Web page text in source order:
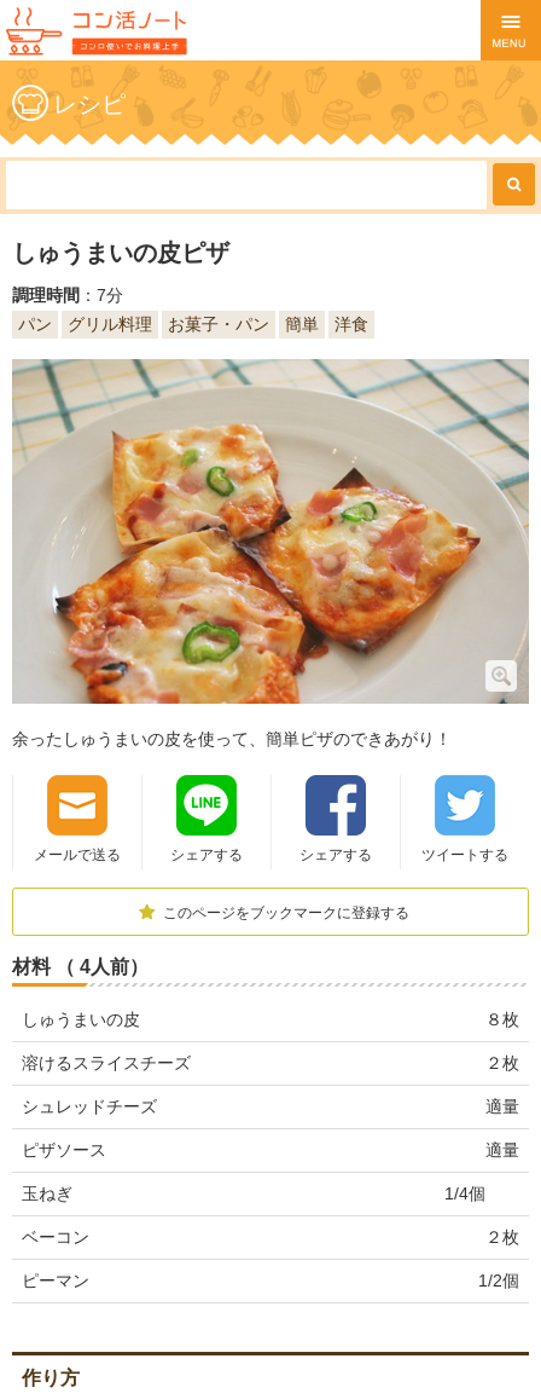
レシピ
しゅうまいの皮ピザ
調理時間 ：7分
パン
グリル料理 お菓子・パン 簡単 洋食
余ったしゅうまいの皮を使って、簡単ピザのできあがり！
メールで送る シェアする シェアする ツイートする
このページをブックマークに登録する
材料 （ 4人前）
しゅうまいの皮 ８枚
溶けるスライスチーズ ２枚
シュレッドチーズ 適量
ピザソース 適量
玉ねぎ 1/4個
ベーコン ２枚
ピーマン 1/2個
作り方